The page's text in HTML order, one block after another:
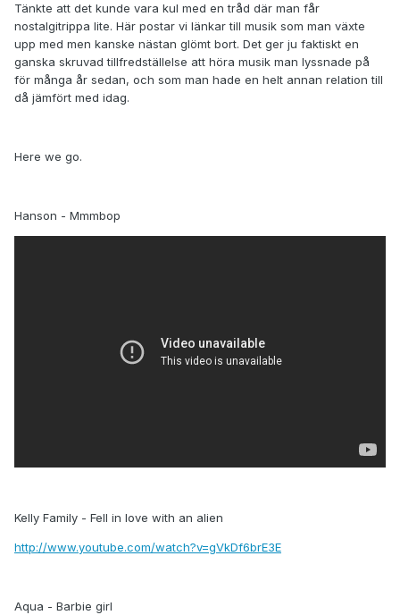
Tänkte att det kunde vara kul med en tråd där man får
nostalgitrippa lite. Här postar vi länkar till musik som man växte
upp med men kanske nästan glömt bort. Det ger ju faktiskt en
ganska skruvad tillfredställelse att höra musik man lyssnade på
för många år sedan, och som man hade en helt annan relation till
då jämfört med idag.
Here we go.
Hanson - Mmmbop
Kelly Family - Fell in love with an alien
http://www.youtube.com/watch?v=gVkDf6brE3E
Aqua - Barbie girl